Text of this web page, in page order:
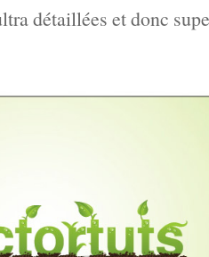
détaillées et donc